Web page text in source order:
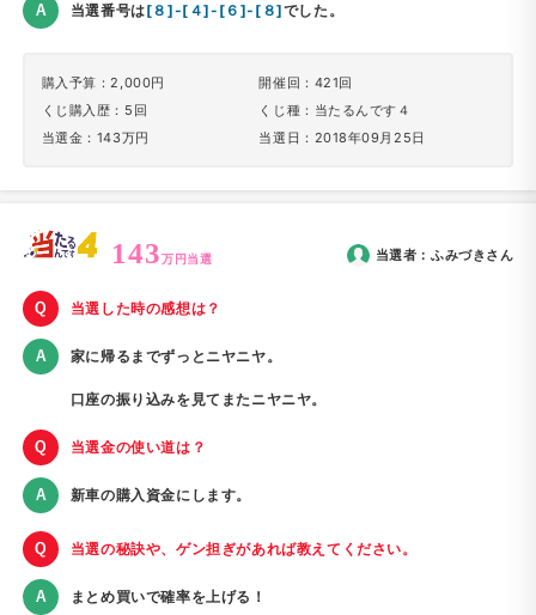
当選番号は[８]-[４]-[６]-[８]でした。
購入予算：2,000円
くじ購入歴：5回
当選金：143万円
開催回：421回
くじ種：当たるんです４
当選日：2018年09月25日
143万円当選 当選者： ふみづき さん
当選した時の感想は？
家に帰るまでずっとニヤニヤ。
口座の振り込みを見てまたニヤニヤ。
当選金の使い道は？
新車の購入資金にします。
当選の秘訣や、ゲン担ぎがあれば教えてください。
まとめ買いで確率を上げる！